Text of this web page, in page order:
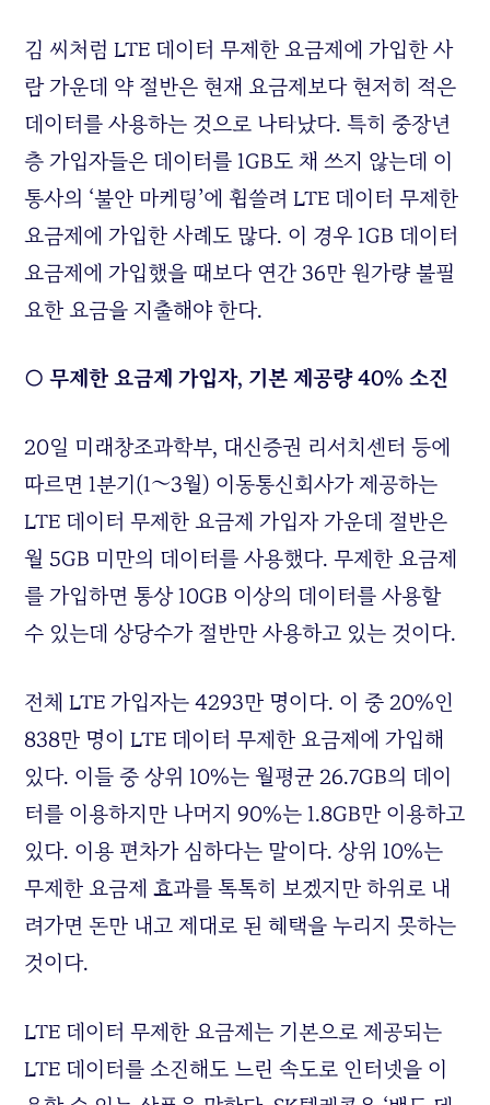
김 씨처럼 LTE 데이터 무제한 요금제에 가입한 사
람 가운데 약 절반은 현재 요금제보다 현저히 적은
데이터를 사용하는 것으로 나타났다. 특히 중장년
층 가입자들은 데이터를 1GB도 채 쓰지 않는데 이
통사의 ‘불안 마케팅’에 휩쓸려 LTE 데이터 무제한
요금제에 가입한 사례도 많다. 이 경우 1GB 데이터
요금제에 가입했을 때보다 연간 36만 원가량 불필
요한 요금을 지출해야 한다.
○ 무제한 요금제 가입자, 기본 제공량 40% 소진
20일 미래창조과학부, 대신증권 리서치센터 등에
따르면 1분기(1∼3월) 이동통신회사가 제공하는
LTE 데이터 무제한 요금제 가입자 가운데 절반은
월 5GB 미만의 데이터를 사용했다. 무제한 요금제
를 가입하면 통상 10GB 이상의 데이터를 사용할
수 있는데 상당수가 절반만 사용하고 있는 것이다.
전체 LTE 가입자는 4293만 명이다. 이 중 20%인
838만 명이 LTE 데이터 무제한 요금제에 가입해
있다. 이들 중 상위 10%는 월평균 26.7GB의 데이
터를 이용하지만 나머지 90%는 1.8GB만 이용하고
있다. 이용 편차가 심하다는 말이다. 상위 10%는
무제한 요금제 효과를 톡톡히 보겠지만 하위로 내
려가면 돈만 내고 제대로 된 혜택을 누리지 못하는
것이다.
LTE 데이터 무제한 요금제는 기본으로 제공되는
LTE 데이터를 소진해도 느린 속도로 인터넷을 이